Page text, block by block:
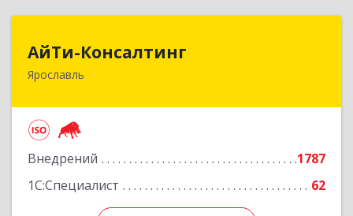
АйТи-Консалтинг
Ярославль
Внедрений
1787
1С:Специалист
62
150007, Ярославская обл, Ярославль г, Урочская